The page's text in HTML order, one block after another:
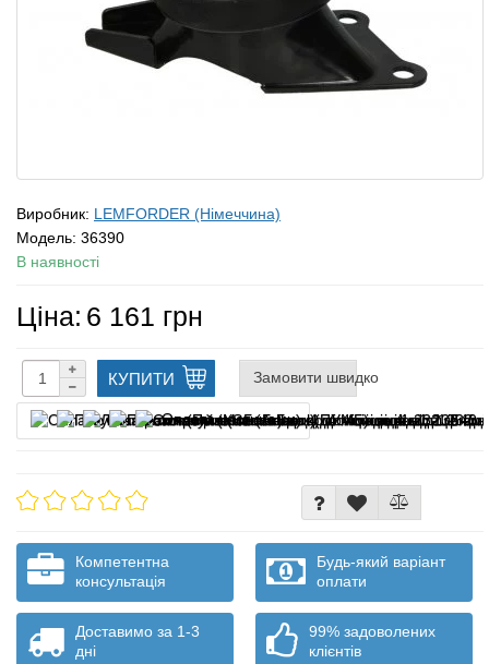
Виробник: LEMFORDER (Німеччина)
Модель: 36390
В наявності
Ціна: 6 161 грн
КУПИТИ Замовити швидко
Оплата частинами
Компетентна
консультація
Будь-який варіант
оплати
Доставимо за 1-3
дні
99% задоволених
клієнтів